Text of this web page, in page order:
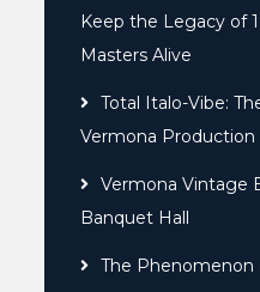
Keep the Legacy of
Masters Alive
Total Italo-Vibe:
Vermona Production
Vermona Vintage
Banquet Hall
The Phenomenon